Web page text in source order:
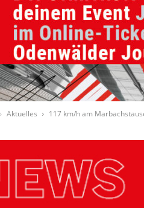
Aktuelles 117 km/h am